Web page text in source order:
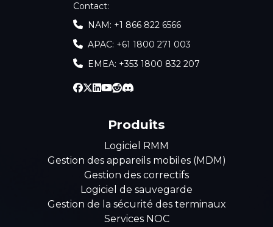
Contact:
NAM: +1 866 822 6566
APAC: +61 1800 271 003
EMEA: +353 1800 832 207
Produits
Logiciel RMM
Gestion des appareils mobiles (MDM)
Gestion des correctifs
Logiciel de sauvegarde
Gestion de la sécurité des terminaux
Services NOC